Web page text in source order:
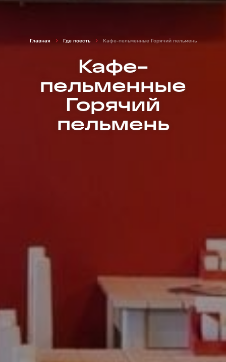
Главная Где поесть Кафе-пельменные Горячий пельмень
Кафе-
пельменные
Горячий
пельмень